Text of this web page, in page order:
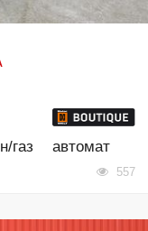
газ автомат
557